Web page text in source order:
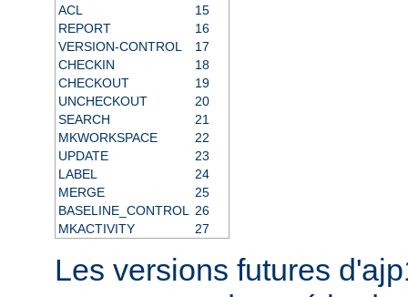
ACL
15
REPORT
16
VERSION-CONTROL
17
CHECKIN
18
CHECKOUT
19
UNCHECKOUT
20
SEARCH
21
MKWORKSPACE
22
UPDATE
23
LABEL
24
MERGE
25
BASELINE_CONTROL
26
MKACTIVITY
27
Les versions futures